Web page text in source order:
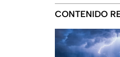
CONTENIDO